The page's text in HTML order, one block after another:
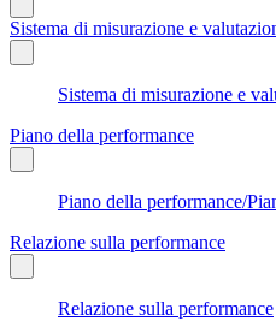
Sistema di misurazione e
Sistema di misurazione e
Piano della performance
Piano della performance/
Relazione sulla performance
Relazione sulla performance